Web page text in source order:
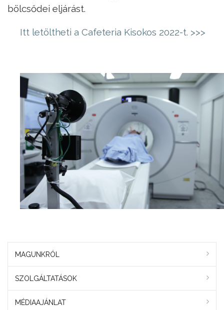
bölcsődei eljárást.
Itt letöltheti a Cafeteria Kisokos 2022-t. >>>
MAGUNKRÓL
SZOLGÁLTATÁSOK
MÉDIAAJÁNLAT